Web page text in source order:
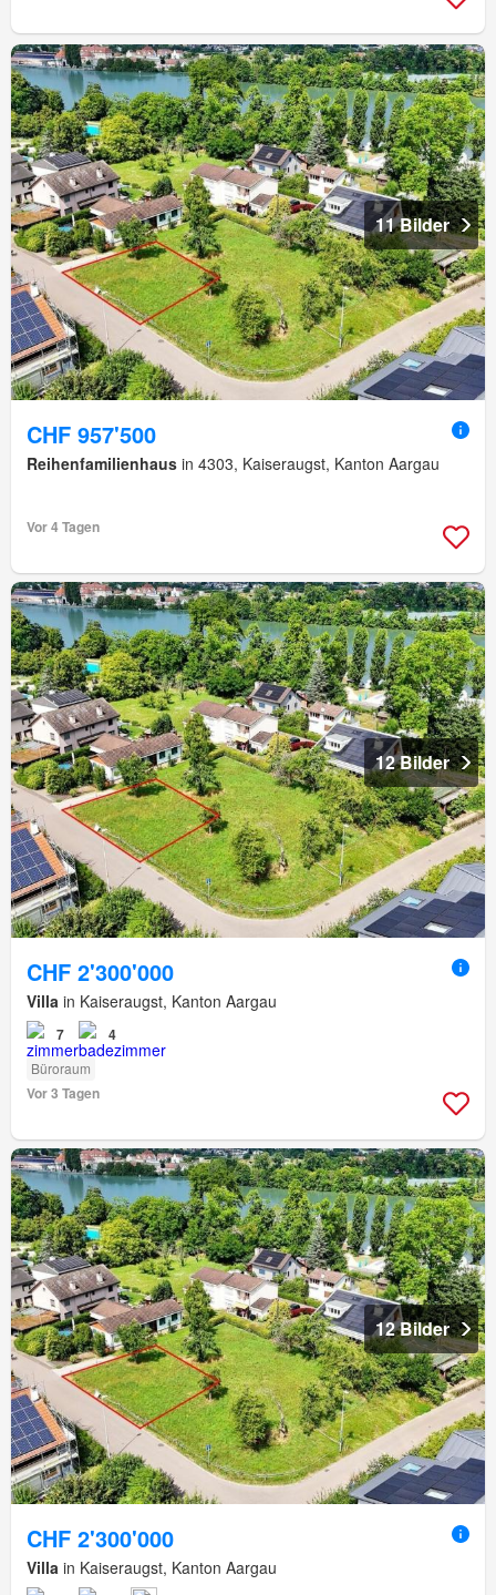
11 Bilder
CHF 957'500
Reihenfamilienhaus in 4303, Kaiseraugst, Kanton Aargau
Vor 4 Tagen
12 Bilder
CHF 2'300'000
Villa in Kaiseraugst, Kanton Aargau
7 4
Büroraum
Vor 3 Tagen
12 Bilder
CHF 2'300'000
Villa in Kaiseraugst, Kanton Aargau